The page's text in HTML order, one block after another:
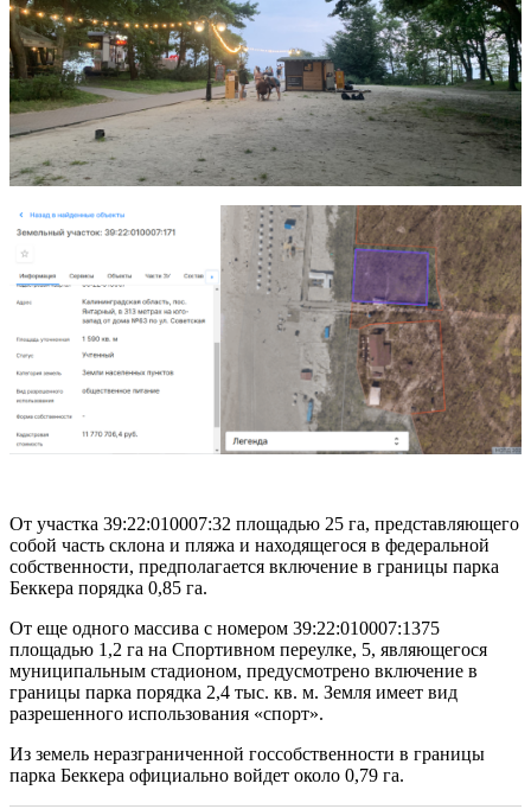
От участка 39:22:010007:32 площадью 25 га, представляющего
собой часть склона и пляжа и находящегося в федеральной
собственности, предполагается включение в границы парка
Беккера порядка 0,85 га.
От еще одного массива с номером 39:22:010007:1375
площадью 1,2 га на Спортивном переулке, 5, являющегося
муниципальным стадионом, предусмотрено включение в
границы парка порядка 2,4 тыс. кв. м. Земля имеет вид
разрешенного использования «спорт».
Из земель неразграниченной госсобственности в границы
парка Беккера официально войдет около 0,79 га.